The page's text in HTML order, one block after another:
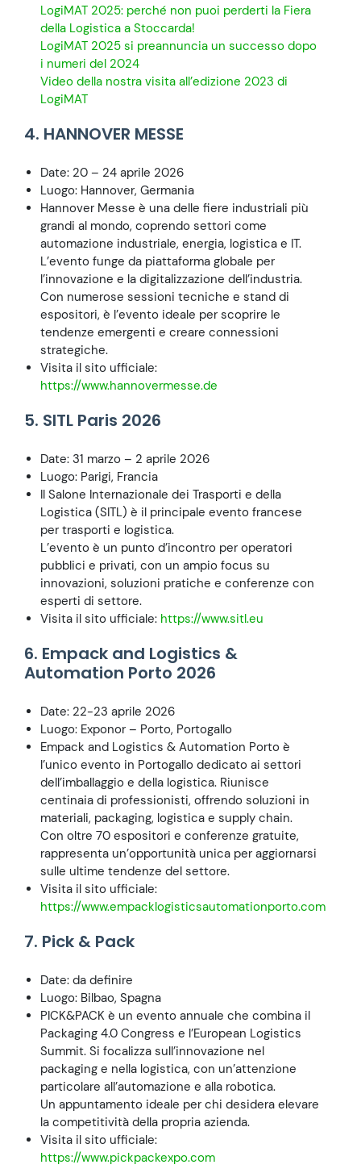
LogiMAT 2025: perché non puoi perderti la Fiera
della Logistica a Stoccarda!
LogiMAT 2025 si preannuncia un successo dopo
i numeri del 2024
Video della nostra visita all’edizione 2023 di
LogiMAT
4. HANNOVER MESSE
Date: 20 – 24 aprile 2026
Luogo: Hannover, Germania
Hannover Messe è una delle fiere industriali più
grandi al mondo, coprendo settori come
automazione industriale, energia, logistica e IT.
L’evento funge da piattaforma globale per
l’innovazione e la digitalizzazione dell’industria.
Con numerose sessioni tecniche e stand di
espositori, è l’evento ideale per scoprire le
tendenze emergenti e creare connessioni
strategiche.
Visita il sito ufficiale:
https://www.hannovermesse.de
5. SITL Paris 2026
Date: 31 marzo – 2 aprile 2026
Luogo: Parigi, Francia
Il Salone Internazionale dei Trasporti e della
Logistica (SITL) è il principale evento francese
per trasporti e logistica.
L’evento è un punto d’incontro per operatori
pubblici e privati, con un ampio focus su
innovazioni, soluzioni pratiche e conferenze con
esperti di settore.
Visita il sito ufficiale: https://www.sitl.eu
6. Empack and Logistics &
Automation Porto 2026
Date: 22-23 aprile 2026
Luogo: Exponor – Porto, Portogallo
Empack and Logistics & Automation Porto è
l’unico evento in Portogallo dedicato ai settori
dell’imballaggio e della logistica. Riunisce
centinaia di professionisti, offrendo soluzioni in
materiali, packaging, logistica e supply chain.
Con oltre 70 espositori e conferenze gratuite,
rappresenta un’opportunità unica per aggiornarsi
sulle ultime tendenze del settore.
Visita il sito ufficiale:
https://www.empacklogisticsautomationporto.com
7. Pick & Pack
Date: da definire
Luogo: Bilbao, Spagna
PICK&PACK è un evento annuale che combina il
Packaging 4.0 Congress e l’European Logistics
Summit. Si focalizza sull’innovazione nel
packaging e nella logistica, con un’attenzione
particolare all’automazione e alla robotica.
Un appuntamento ideale per chi desidera elevare
la competitività della propria azienda.
Visita il sito ufficiale:
https://www.pickpackexpo.com